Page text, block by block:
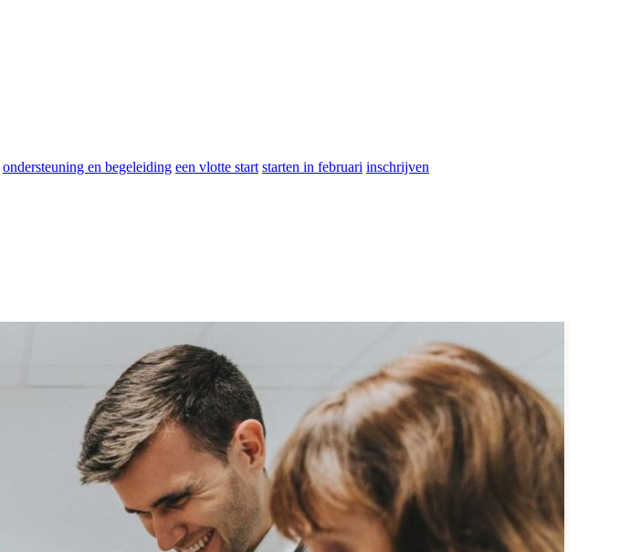
ondersteuning en begeleiding een vlotte start starten in februari inschrijven